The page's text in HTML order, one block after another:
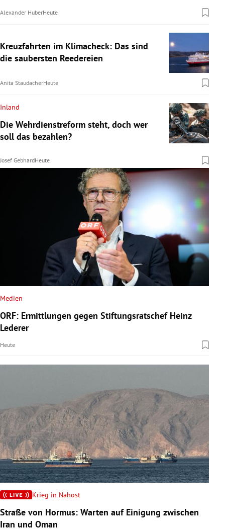
Alexander HuberHeute
Kreuzfahrten im Klimacheck: Das sind
die saubersten Reedereien
Anita StaudacherHeute
Inland
Die Wehrdienstreform steht, doch wer
soll das bezahlen?
Josef GebhardHeute
Medien
ORF: Ermittlungen gegen Stiftungsratschef Heinz
Lederer
Heute
Krieg in Nahost
Straße von Hormus: Warten auf Einigung zwischen
Iran und Oman